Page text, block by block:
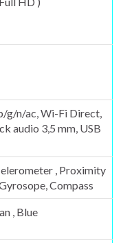
g/n/ac, Wi-Fi Direct,
audio 3,5 mm, USB
, Proximity
Compass
, Blue